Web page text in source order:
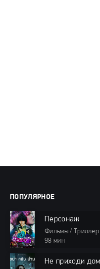
ПОПУЛЯРНОЕ
Персонаж
Фильмы / Триллер
98 мин
Не приходи